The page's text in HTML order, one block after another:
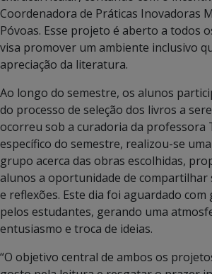
Coordenadora de Práticas Inovadoras
Póvoas. Esse projeto é aberto a todos
visa promover um ambiente inclusivo
apreciação da literatura.
Ao longo do semestre, os alunos
do processo de seleção dos livros a
ocorreu sob a curadoria da professora
específico do semestre, realizou-se
grupo acerca das obras escolhidas,
alunos a oportunidade de compartilhar
e reflexões. Este dia foi aguardado com
pelos estudantes, gerando uma
entusiasmo e troca de ideias.
“O objetivo central de ambos os